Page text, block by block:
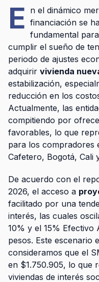
E n el dinámico
financiación se
fundamental
cumplir el sueño de
periodo de ajustes
adquirir vivienda
estabilización,
reducción en los
Actualmente, las
compitiendo por
favorables, lo que
para los compradores
Cafetero, Bogotá, Cali
De acuerdo con el
2026, el acceso a
facilitado por una
interés, las cuales
10% y el 15% Efectivo
pesos. Este escenario
consideramos que el
en $1.750.905, lo que
viviendas de interés